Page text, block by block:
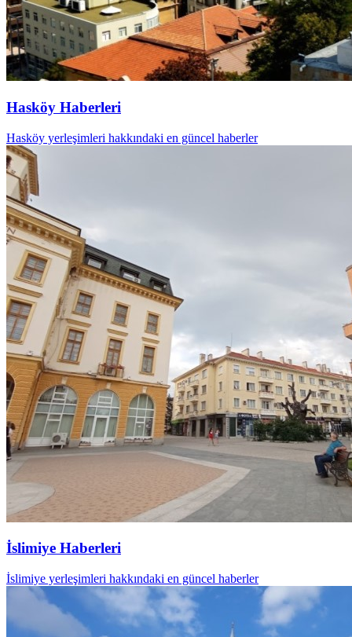
Hasköy Haberleri
Hasköy yerleşimleri hakkındaki en güncel haberler
İslimiye Haberleri
İslimiye yerleşimleri hakkındaki en güncel haberler